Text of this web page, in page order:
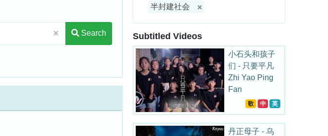
Search
半封建社会
Subtitled Videos
小石头和孩子
们 - 只要平凡
Zhi Yao Ping
Fan
歌 中 英
丹正母子 - 乌